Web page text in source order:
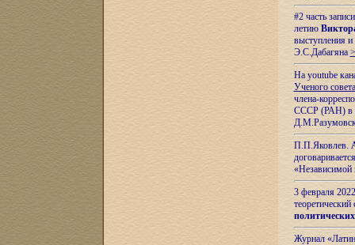
#2 часть
летию
выступления
Э.С.Дабагяна
На youtube
Ученого
члена-
СССР (РАН) в
П.П.Яковлев.
«Независимой
3 февраля
теоретический
Журнал